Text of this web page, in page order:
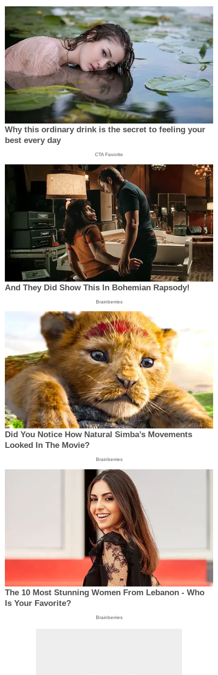
Why this ordinary drink is the secret to feeling your
best every day
CTA Favorite
And They Did Show This In Bohemian Rapsody!
Brainberries
Did You Notice How Natural Simba’s Movements
Looked In The Movie?
Brainberries
The 10 Most Stunning Women From Lebanon - Who
Is Your Favorite?
Brainberries